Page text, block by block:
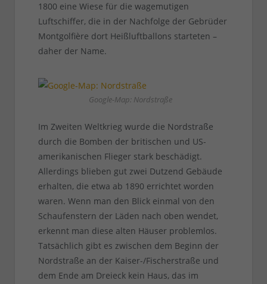
1800 eine Wiese für die wagemutigen
Luftschiffer, die in der Nachfolge der Gebrüder
Montgolfière dort Heißluftballons starteten –
daher der Name.
Google-Map: Nordstraße
Im Zweiten Weltkrieg wurde die Nordstraße
durch die Bomben der britischen und US-
amerikanischen Flieger stark beschädigt.
Allerdings blieben gut zwei Dutzend Gebäude
erhalten, die etwa ab 1890 errichtet worden
waren. Wenn man den Blick einmal von den
Schaufenstern der Läden nach oben wendet,
erkennt man diese alten Häuser problemlos.
Tatsächlich gibt es zwischen dem Beginn der
Nordstraße an der Kaiser-/Fischerstraße und
dem Ende am Dreieck kein Haus, das im